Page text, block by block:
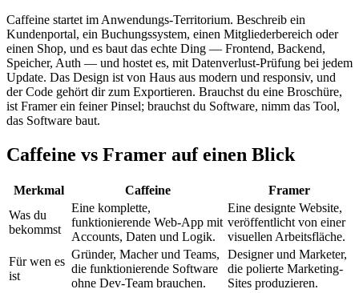
Caffeine startet im Anwendungs-Territorium. Beschreib ein
Kundenportal, ein Buchungssystem, einen Mitgliederbereich oder
einen Shop, und es baut das echte Ding — Frontend, Backend,
Speicher, Auth — und hostet es, mit Datenverlust-Prüfung bei jedem
Update. Das Design ist von Haus aus modern und responsiv, und
der Code gehört dir zum Exportieren. Brauchst du eine Broschüre,
ist Framer ein feiner Pinsel; brauchst du Software, nimm das Tool,
das Software baut.
Caffeine vs Framer auf einen Blick
Merkmal Caffeine
Framer
Was du
bekommst
Eine komplette,
funktionierende Web-App mit
Accounts, Daten und Logik.
Eine designte Website,
veröffentlicht von einer
visuellen Arbeitsfläche.
Für wen es
ist
Gründer, Macher und Teams,
die funktionierende Software
ohne Dev-Team brauchen.
Designer und Marketer,
die polierte Marketing-
Sites produzieren.